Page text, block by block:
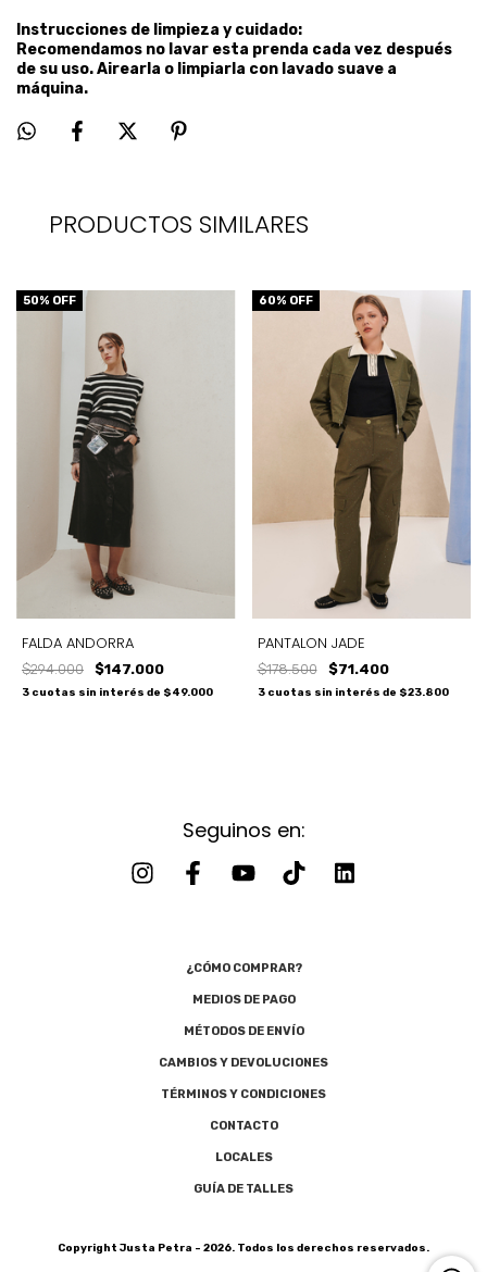
Instrucciones de limpieza y cuidado:
Recomendamos no lavar esta prenda cada vez después
de su uso. Airearla o limpiarla con lavado suave a
máquina.
PRODUCTOS SIMILARES
50% OFF
FALDA ANDORRA
$294.000 $147.000
3 cuotas sin interés de $49.000
60% OFF
PANTALON JADE
$178.500 $71.400
3 cuotas sin interés de $23.800
Seguinos en:
¿CÓMO COMPRAR?
MEDIOS DE PAGO
MÉTODOS DE ENVÍO
CAMBIOS Y DEVOLUCIONES
TÉRMINOS Y CONDICIONES
CONTACTO
LOCALES
GUÍA DE TALLES
Copyright Justa Petra - 2026. Todos los derechos reservados.